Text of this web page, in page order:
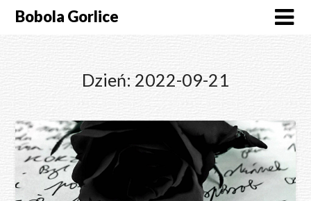
SkipBobola Gorlice
Dzień: 2022-09-21